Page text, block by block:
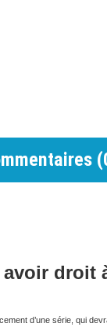
(
avoir droit
d’une série, qui